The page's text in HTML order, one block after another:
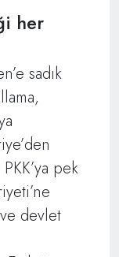
her
sadık
pek
devlet